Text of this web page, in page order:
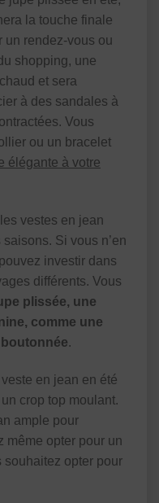
la touche finale
un rendez-vous ou
shopping, une
et sera
à des sandales à
Vous
ou un bracelet
élégante à votre
vestes en jean
Si vous n’en
investir dans
différents. Vous
plissée, une
comme une
.
en jean en été
crop top moulant.
ample pour
même opter pour un
souhaitez opter pour